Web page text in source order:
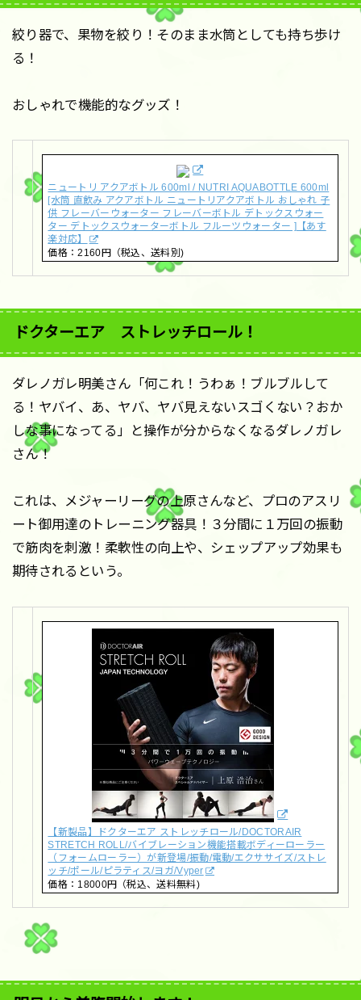
絞り器で、果物を絞り！そのまま水筒としても持ち歩け
る！
おしゃれで機能的なグッズ！
ニュートリ アクアボトル 600ml / NUTRI AQUABOTTLE 600ml
[水筒 直飲み アクアボトル ニュートリアクアボトル おしゃれ 子
供 フレーバーウォーター フレーバーボトル デトックスウォー
ター デトックスウォーターボトル フルーツウォーター ]【あす
楽対応】
価格：2160円（税込、送料別)
ドクターエア ストレッチロール！
ダレノガレ明美さん「何これ！うわぁ！ブルブルして
る！ヤバイ、あ、ヤバ、ヤバ見えないスゴくない？おか
しな事になってる」と操作が分からなくなるダレノガレ
さん！
これは、メジャーリーグの上原さんなど、プロのアスリ
ート御用達のトレーニング器具！３分間に１万回の振動
で筋肉を刺激！柔軟性の向上や、シェップアップ効果も
期待されるという。
【新製品】ドクターエア ストレッチロール/DOCTORAIR
STRETCH ROLL/バイブレーション機能搭載ボディーローラー
（フォームローラー）が新登場/振動/電動/エクササイズ/ストレ
ッチ/ポール/ピラティス/ヨガ/Vyper
価格：18000円（税込、送料無料)